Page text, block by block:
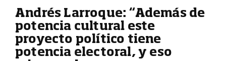
Andrés Larroque: “Además de
potencia cultural este
proyecto político tiene
potencia electoral, y eso